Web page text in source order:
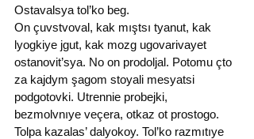
Ostavalsya tol’ko beg.
On çuvstvoval, kak mıştsı tyanut, kak
lyogkiye jgut, kak mozg ugovarivayet
ostanovit’sya. No on prodoljal. Potomu çto
za kajdym şagom stoyali mesyatsi
podgotovki. Utrennie probejki,
bezmolvnıye veçera, otkaz ot prostogo.
Tolpa kazalas’ dalyokoy. Tol’ko razmıtıye